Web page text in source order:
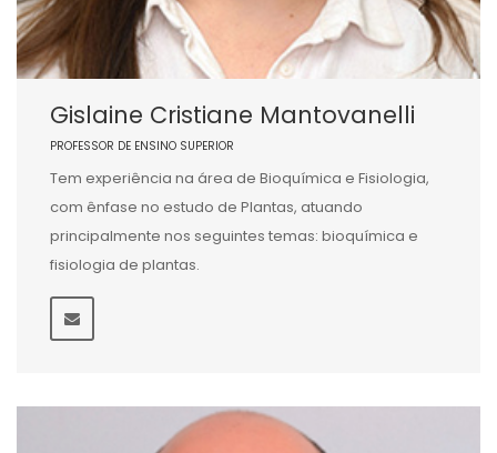
Gislaine Cristiane Mantovanelli
PROFESSOR DE ENSINO SUPERIOR
Tem experiência na área de Bioquímica e Fisiologia,
com ênfase no estudo de Plantas, atuando
principalmente nos seguintes temas: bioquímica e
fisiologia de plantas.